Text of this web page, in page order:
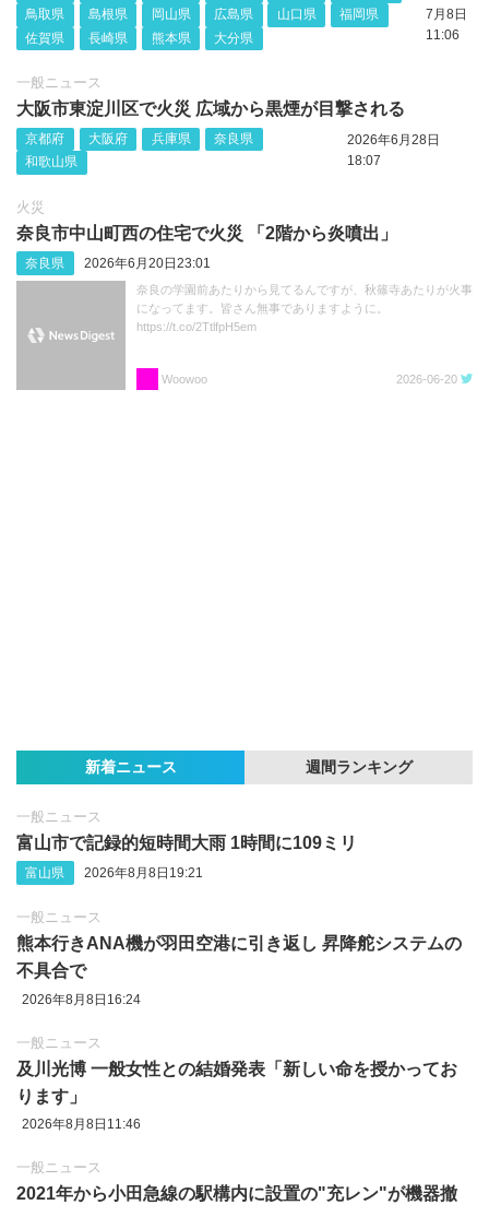
鳥取県 島根県 岡山県 広島県 山口県
福岡県
佐賀県
長崎県 熊本県 大分県
7月8日
11:06
一般ニュース
大阪市東淀川区で火災 広域から黒煙が目撃される
京都府 大阪府 兵庫県
奈良県
和歌山県
2026年6月28日
18:07
火災
奈良市中山町西の住宅で火災 「2階から炎噴出」
奈良県 2026年6月20日23:01
奈良の学園前あたりから見てるんですが、秋篠寺あたりが火事
になってます。皆さん無事でありますように。
https://t.co/2TtlfpH5em
Woowoo 2026-06-20
新着ニュース 週間ランキング
一般ニュース
富山市で記録的短時間大雨 1時間に109ミリ
富山県 2026年8月8日19:21
一般ニュース
熊本行きANA機が羽田空港に引き返し 昇降舵システムの
不具合で
2026年8月8日16:24
一般ニュース
及川光博 一般女性との結婚発表「新しい命を授かってお
ります」
2026年8月8日11:46
一般ニュース
2021年から小田急線の駅構内に設置の"充レン"が機器撤